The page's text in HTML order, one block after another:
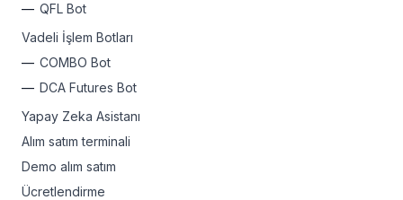
QFL Bot
Vadeli İşlem Botları
COMBO Bot
DCA Futures Bot
Yapay Zeka Asistanı
Alım satım terminali
Demo alım satım
Ücretlendirme